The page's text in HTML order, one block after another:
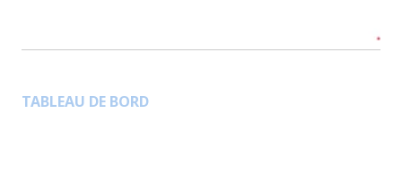
TABLEAU DE BORD